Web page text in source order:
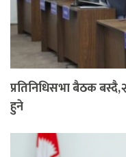
प्रतिनिधिसभा बैठक
हुने